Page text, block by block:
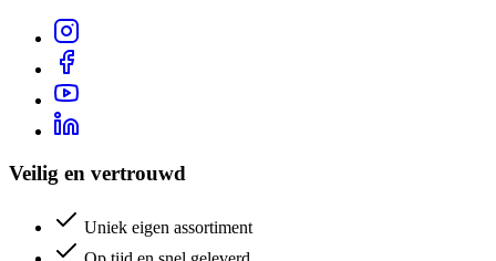
Veilig en vertrouwd
Uniek eigen assortiment